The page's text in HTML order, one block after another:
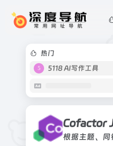
热门
5118 AI写作工具
Cofactor
根据主题、